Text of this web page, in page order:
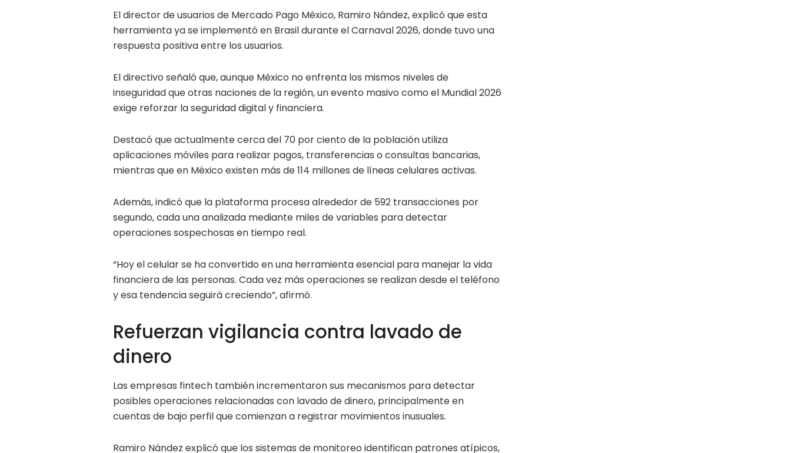
El director de usuarios de Mercado Pago México, Ramiro Nández, explicó que esta
herramienta ya se implementó en Brasil durante el Carnaval 2026, donde tuvo una
respuesta positiva entre los usuarios.
El directivo señaló que, aunque México no enfrenta los mismos niveles de
inseguridad que otras naciones de la región, un evento masivo como el Mundial 2026
exige reforzar la seguridad digital y financiera.
Destacó que actualmente cerca del 70 por ciento de la población utiliza
aplicaciones móviles para realizar pagos, transferencias o consultas bancarias,
mientras que en México existen más de 114 millones de líneas celulares activas.
Además, indicó que la plataforma procesa alrededor de 592 transacciones por
segundo, cada una analizada mediante miles de variables para detectar
operaciones sospechosas en tiempo real.
“Hoy el celular se ha convertido en una herramienta esencial para manejar la vida
financiera de las personas. Cada vez más operaciones se realizan desde el teléfono
y esa tendencia seguirá creciendo”, afirmó.
Refuerzan vigilancia contra lavado de
dinero
Las empresas fintech también incrementaron sus mecanismos para detectar
posibles operaciones relacionadas con lavado de dinero, principalmente en
cuentas de bajo perfil que comienzan a registrar movimientos inusuales.
Ramiro Nández explicó que los sistemas de monitoreo identifican patrones atípicos,